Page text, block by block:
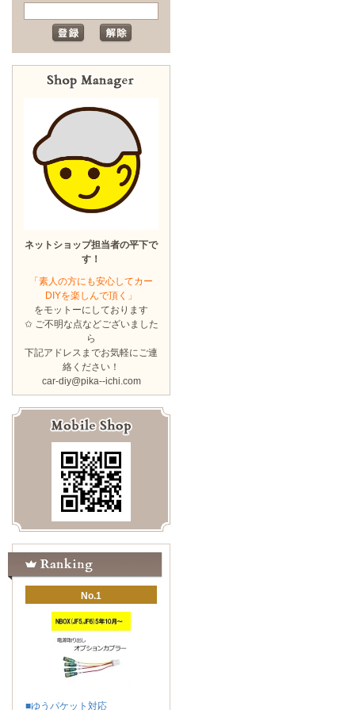
ネットショップ担当者の平下で
す！
「素人の方にも安心してカー
DIYを楽しんで頂く」
をモットーにしております
✩ ご不明な点などございました
ら
下記アドレスまでお気軽にご連
絡ください！
car-diy@pika--ichi.com
No.1
■ゆうパケット対応